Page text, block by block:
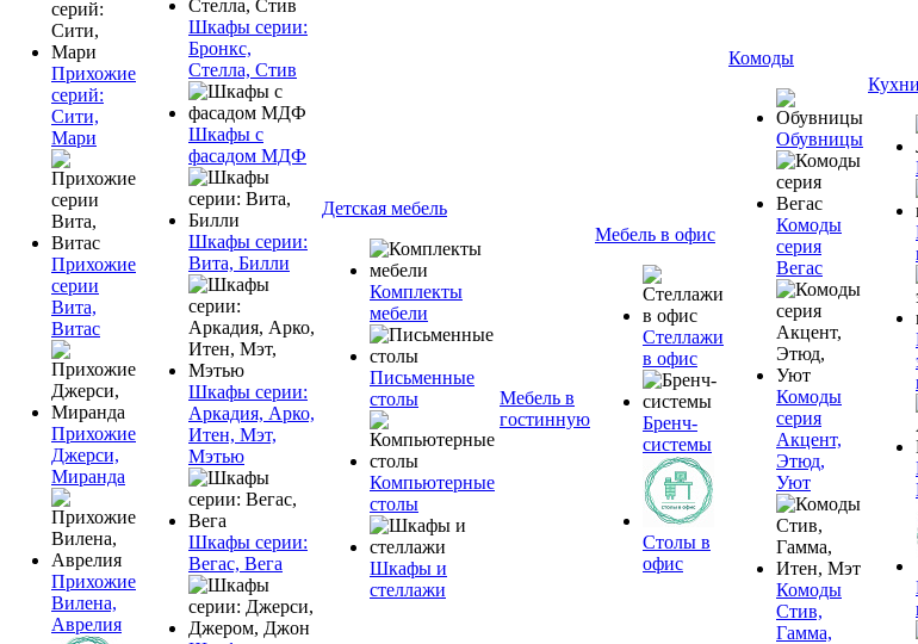
Прихожие
серий:
Сити,
Мари
Прихожие
серии
Вита,
Витас
Прихожие
Джерси,
Миранда
Прихожие
Вилена,
Аврелия
Шкафы серии:
Бронкс,
Стелла, Стив
Шкафы с
фасадом МДФ
Шкафы серии:
Вита, Билли
Шкафы серии:
Аркадия, Арко,
Итен, Мэт,
Мэтью
Шкафы серии:
Вегас, Вега
Детская мебель
Комплекты
мебели
Письменные
столы
Компьютерные
столы
Шкафы и
стеллажи
Мебель в
гостинную
Мебель в офис
Стеллажи
в офис
Бренч-
системы
Столы в
офис
Комоды
Обувницы
Комоды
серия
Вегас
Комоды
серия
Акцент,
Этюд,
Уют
Комоды
Стив,
Гамма,